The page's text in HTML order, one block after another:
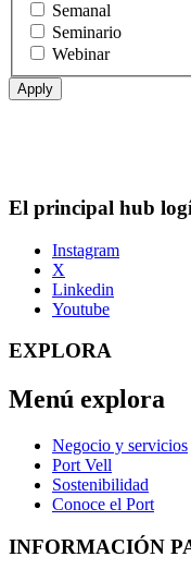
Semanal
Seminario
Webinar
El principal hub
Instagram
X
Linkedin
Youtube
EXPLORA
Menú explora
Negocio y servicios
Port Vell
Sostenibilidad
Conoce el Port
INFORMACIÓN